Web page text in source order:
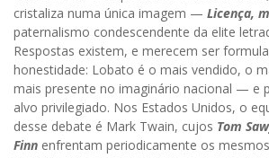
cristaliza numa única imagem — Licença,
paternalismo condescendente da elite
Respostas existem, e merecem ser
honestidade: Lobato é o mais vendido, o
mais presente no imaginário nacional — e
alvo privilegiado. Nos Estados Unidos, o
desse debate é Mark Twain, cujos Tom
Finn enfrentam periodicamente os